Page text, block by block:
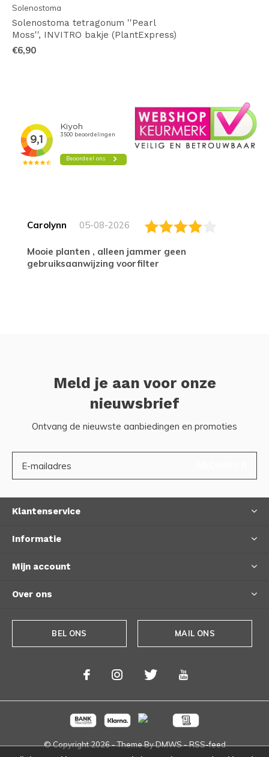
Solenostoma
Solenostoma tetragonum ''Pearl
Moss'', INVITRO bakje (PlantExpress)
€6,90
Carolynn 05-08-2026
Mooie planten , alleen jammer geen
gebruiksaanwijzing voorfilter
Meld je aan voor onze
nieuwsbrief
Ontvang de nieuwste aanbiedingen en promoties
Klantenservice
Informatie
Mijn account
Over ons
BEL ONS MAIL ONS
© Copyright2026- Theme ByDMWS-RSS-feed